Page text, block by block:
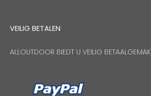
VEILIG BETALEN
ALLOUTDOOR BIEDT U VEILIG BETAALGEMAK